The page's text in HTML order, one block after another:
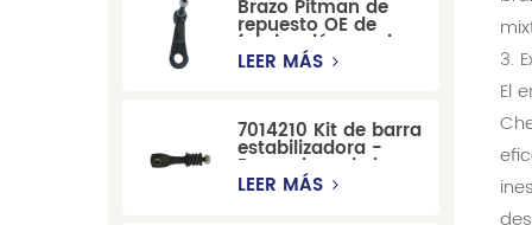
Brazo Pitman de
repuesto OE de
fabricación precisa
12479051, fabricado
con modelos
Cadillac, Chevrolet
y Hummer.
LEER MÁS
7014210 Kit de barra
estabilizadora -
Reemplazo de barra
estabilizadora de
LEER MÁS
3.
El